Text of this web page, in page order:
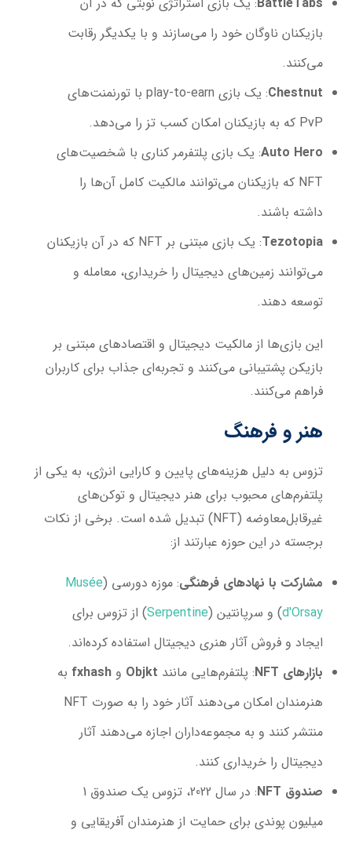
بازیکنان ناوگان خود را می‌سازند و با یکدیگر رقابت
می‌کنند.
Chestnut
: یک بازی play-to-earn با تورنمنت‌های
PvP که به بازیکنان امکان کسب تز را می‌دهد.
Auto Hero: یک بازی پلتفرمر کناری با شخصیت‌های
NFT که بازیکنان می‌توانند مالکیت کامل آن‌ها را
داشته باشند.
Tezotopia
: یک بازی مبتنی بر NFT که در آن بازیکنان
می‌توانند زمین‌های دیجیتال را خریداری، معامله و
توسعه دهند.
این بازی‌ها از مالکیت دیجیتال و اقتصادهای مبتنی بر
بازیکن پشتیبانی می‌کنند و تجربه‌ای جذاب برای کاربران
فراهم می‌کنند.
هنر و فرهنگ
تزوس به دلیل هزینه‌های پایین و کارایی انرژی، به یکی از
پلتفرم‌های محبوب برای هنر دیجیتال و توکن‌های
غیرقابل‌معاوضه (NFT) تبدیل شده است. برخی از نکات
برجسته در این حوزه عبارتند از:
مشارکت با نهادهای فرهنگی: موزه دورسی (Musée
d'Orsay) و سرپانتین (Serpentine) از تزوس برای
ایجاد و فروش آثار هنری دیجیتال استفاده کرده‌اند.
بازارهای
: پلتفرم‌هایی مانند Objkt وfxhash به
هنرمندان امکان می‌دهند آثار خود را به صورت NFT
منتشر کنند و به مجموعه‌داران اجازه می‌دهند آثار
دیجیتال را خریداری کنند.
صندوق
: در سال 2022، تزوس یک صندوق 1
میلیون پوندی برای حمایت از هنرمندان آفریقایی و